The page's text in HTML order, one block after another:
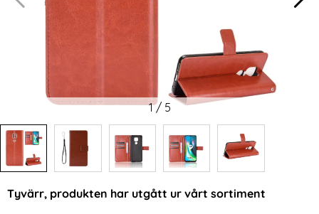
1/ 5
Tyvärr, produkten har utgått ur vårt sortiment